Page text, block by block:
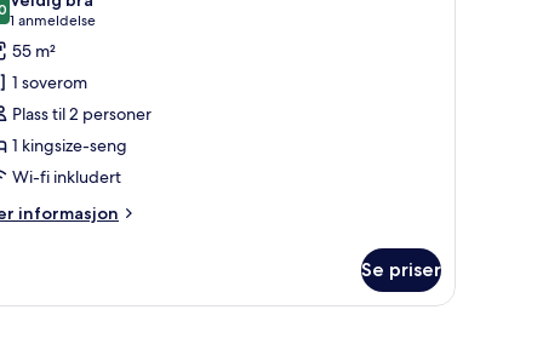
av 10
1 anmeldelse
(1
anmeldelse)
55 m²
1 soverom
Plass til 2 personer
1 kingsize-seng
Wi-fi inkludert
informasjon
Se priser